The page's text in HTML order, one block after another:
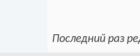
Последний раз